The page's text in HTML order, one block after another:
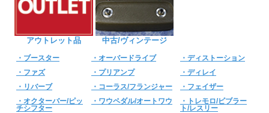
アウトレット品 中古/ヴィンテージ
・ブースター ・オーバードライブ
・ディストーション
・ファズ
・プリアンプ
・ディレイ
・リバーブ
・コーラス/フランジャー
・フェイザー
・オクターバー/ピッ
チシフター
・ワウペダル/オートワウ
・トレモロ/ビブラー
ト/レスリー